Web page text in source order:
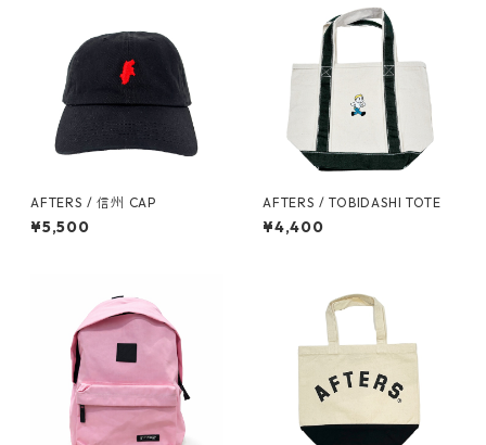
AFTERS / 信州 CAP
¥5,500
AFTERS / TOBIDASHI TOTE
¥4,400